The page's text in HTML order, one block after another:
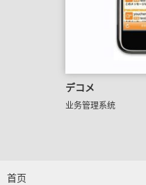
デコメ
业务管理系统
首页